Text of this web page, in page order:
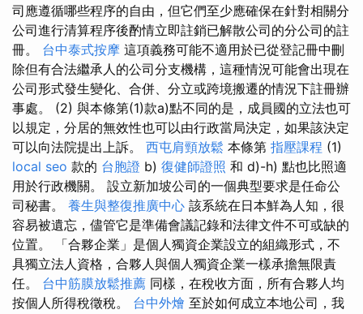
司應遵循哪些程序的自由，但它們至少應確保在針對相關分
公司進行清算程序後酌情立即註銷已解散公司的分公司的註
冊。 台中泰式按摩 這項義務可能不適用於已從登記冊中刪
除但有合法繼承人的公司分支機構，這種情況可能會出現在
公司形式發生變化、合併、分立或跨境搬遷的情況下註冊辦
事處。 (2) 與本條第(1)款a)點不同的是，成員國的立法也可
以規定，分居的無效性也可以由行政當局決定，如果該決定
可以向法院提出上訴。 西屯肩頸放鬆 本條第 指壓課程 (1)
local seo 款的 台胞證 b) 復健師證照 和 d)-h) 點也比照適
用於行政機關。 設立新加坡公司的一個典型要求是任命公
司秘書。 養生與整復推廣中心 該系統在日本鮮為人知，很
容易被遺忘，儘管它是準備會議記錄和法律文件不可或缺的
位置。 「合夥企業」是個人獨資企業設立的組織形式，不
具獨立法人資格，合夥人與個人獨資企業一樣承擔無限責
任。 台中筋膜放鬆推薦 同樣，在稅收方面，所有合夥人均
按個人所得稅徵稅。 台中外燴 至於如何成立本地公司，我